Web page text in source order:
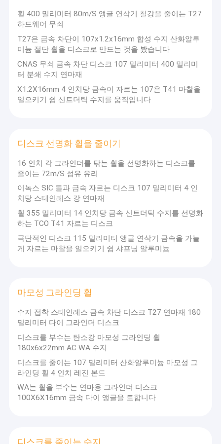
홈
제품 소개
회사 소개
품질 관리
뉴스
VR
그라인더는 휠을 잘랐습니다
연삭절단 휠
휠 400 밀리미터 80m/S 앵글 연삭기 철강을 줄이는 T27
하드웨어 무쇠
T27은 금속 차단이 107x1.2x16mm 합성 수지 산화알루
미늄 절단 휠을 디스크로 만드는 것을 봤습니다
CNAS 무쇠 금속 차단 디스크 107 밀리미터 400 밀리미
터 분쇄 수지 연마재
X1.2X16mm 4 인치당 금속이 자르는 107은 T41 마찰을
일으키기 쉽 신트더틱 수지를 움직입니다
디스크 선명화 휠을 줄이기
16 인치 각 그라인더를 닦는 휠을 선명화하는 디스크를
줄이는 72m/S 섬유 유리
이녹스 SIC 돌과 금속 자르는 디스크 107 밀리미터 4 인
치당 스테인레스 강 연마재
휠 355 밀리미터 14 인치당 금속 신트더틱 수지를 선명화
하는 TCO T41 자르는 디스크
극단적인 디스크 115 밀리미터 앵글 연삭기 금속을 가늘
게 자르는 마찰을 일으키기 쉽 샤프닝 알루미늄
마모성 그라인딩 휠
수지 접착 스테인레스 금속 차단 디스크 T27 연마재 180
밀리미터 다이 그라인더 디스크
디스크를 부수는 탄소강 마모성 그라인딩 휠
180x6x22mm AC WA 수지
디스크를 줄이는 107 밀리미터 산화알루미늄 마모성 그
라인딩 휠 4 인치 레진 본드
WA는 휠을 부수는 연마용 그라인더 디스크
100X6X16mm 금속 다이 앵글을 토합니다
디스크를 줄이는 수지
휠을 부수어 R&d와 수지의 생산을 전문으로 하는 정저우 스황링 연
마재와 연삭용 휠 Co., Ltd．가 수십 년의 기업 개발과 시장 투쟁을
경험했습니다. 과학적 관리 수단, 강한 기술과 생산 힘을 기반으로,
벨과 같은 산업에 ; 관리 목적으로서 믿을 수 있는 상품 품질, 합리적
판매 가격과 완전한 에프터 서비스와 함께, 우리는 재활성화에 대한
우리 자신의 기여와 마찰을 일으키기 쉽고 마찰을 일으키기 쉽 산업
의 개발을 하도록 노력합니다.
스황링 회사는 마찰을 일으키기 쉽고 마찰을 일으키기 쉽 산업에서
몇 년 동안, 회사는 활발히 국제 시장의 개발에 종사되었고, 다량으로
해외에서 팔렸습니다, 중앙 아시아, 중동, 중남부 아시아와 다른 나라
날카로운 모델 : 고급 품질 복합체 강옥 연마재, 보강 유리 섬유 장식
지 않고 날카로운 절단으로, 다른 요소가 원료를 구하고 공작물, 어떤
거친 부분, 기타 등등도 태우지 않습니다. 스테인리스강관, 녹슬지 않
는 철강품, 큰 부분과 다른 재료를 줄이는데 적합합니다.
주력 브랜드는 다음과 같습니다 : TCO, 사막 오아시스, 리다 악어, 듀
오듀오 삭감, 기타 등등.
주요 생산물은 다음과 같습니다 : 극도로 가늘고 날카롭고 오래가고
어 많은 일을 했고 지금 제품 품질이 안정적입니다. 센터로서의 고객,